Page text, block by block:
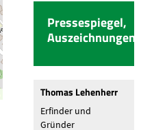
Pressespiegel,
Auszeichnungen
Thomas Lehenherr
Erfinder und
Gründer